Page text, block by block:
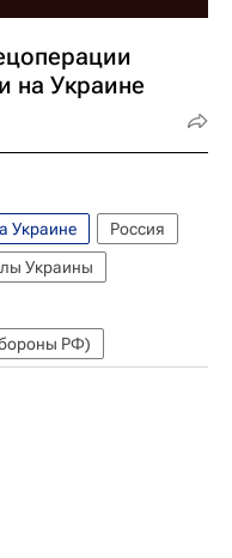
на Украине
Украине
Россия
Украины
РФ)